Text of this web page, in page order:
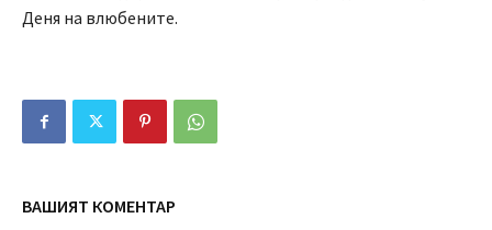
Деня на влюбените.
ВАШИЯТ КОМЕНТАР